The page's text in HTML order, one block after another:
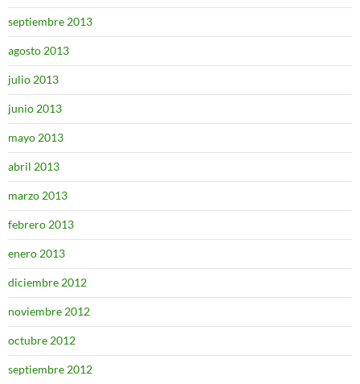
septiembre 2013
agosto 2013
julio 2013
junio 2013
mayo 2013
abril 2013
marzo 2013
febrero 2013
enero 2013
diciembre 2012
noviembre 2012
octubre 2012
septiembre 2012